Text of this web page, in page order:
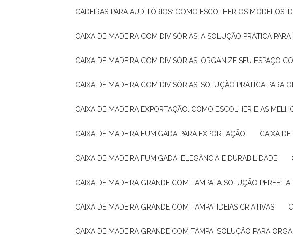
CADEIRAS PARA AUDITÓRIOS: COMO ESCOLHER OS MODELOS
CAIXA DE MADEIRA COM DIVISÓRIAS: A SOLUÇÃO PRÁTICA
CAIXA DE MADEIRA COM DIVISÓRIAS: ORGANIZE SEU ESPAÇO
CAIXA DE MADEIRA COM DIVISÓRIAS: SOLUÇÃO PRÁTICA PARA
CAIXA DE MADEIRA EXPORTAÇÃO: COMO ESCOLHER E AS
CAIXA DE MADEIRA FUMIGADA PARA EXPORTAÇÃO CAIXA
CAIXA DE MADEIRA FUMIGADA: ELEGÂNCIA E DURABILIDADE
CAIXA DE MADEIRA GRANDE COM TAMPA: A SOLUÇÃO
CAIXA DE MADEIRA GRANDE COM TAMPA: IDEIAS CRIATIVAS
CAIXA DE MADEIRA GRANDE COM TAMPA: SOLUÇÃO PARA